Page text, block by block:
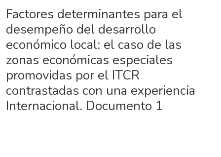
Factores determinantes para el
desempeño del desarrollo
económico local: el caso de las
zonas económicas especiales
promovidas por el ITCR
contrastadas con una experiencia
Internacional. Documento 1